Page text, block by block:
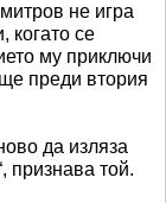
не игра
когато се
му приключи
преди втория
да изляза
признава той.